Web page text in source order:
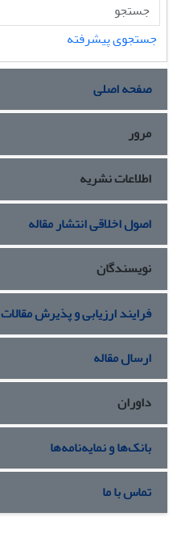
جستجوی پیشرفته
صفحه اصلی
مرور
اطلاعات نشریه
اصول اخلاقی انتشار مقاله
نویسندگان
فرایند ارزیابی و پذیرش مقالات
ارسال مقاله
داوران
بانک‌ها و نمایه‌نامه‌ها
تماس با ما